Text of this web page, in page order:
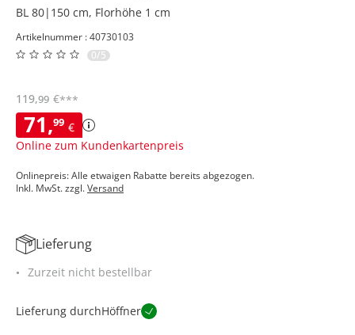
BL 80|150 cm, Florhöhe 1 cm
Artikelnummer : 40730103
0/5
71,99 €
Online zum Kundenkartenpreis
119,99 €***
Onlinepreis: Alle etwaigen Rabatte bereits abgezogen.
Inkl. MwSt. zzgl.Versand
Lieferung
Zurzeit nicht bestellbar
Lieferung durchHöffner